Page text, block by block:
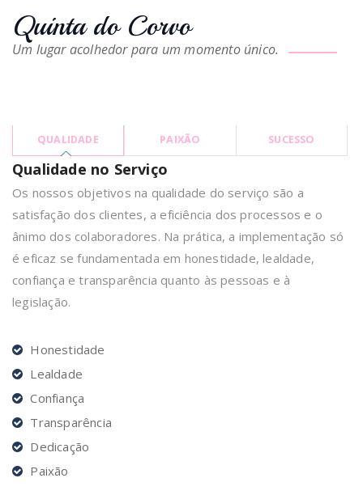
Quinta do Corvo
Um lugar acolhedor para um momento único.
QUALIDADE PAIXÃO SUCESSO
Qualidade no Serviço
Os nossos objetivos na qualidade do serviço são a
satisfação dos clientes, a eficiência dos processos e o
ânimo dos colaboradores. Na prática, a implementação só
é eficaz se fundamentada em honestidade, lealdade,
confiança e transparência quanto às pessoas e à
legislação.
Honestidade
Lealdade
Confiança
Transparência
Dedicação
Paixão